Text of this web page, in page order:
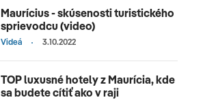
Maurícius - skúsenosti turistického
sprievodcu (video)
Videá 3.10.2022
TOP luxusné hotely z Maurícia, kde
sa budete cítiť ako v raji